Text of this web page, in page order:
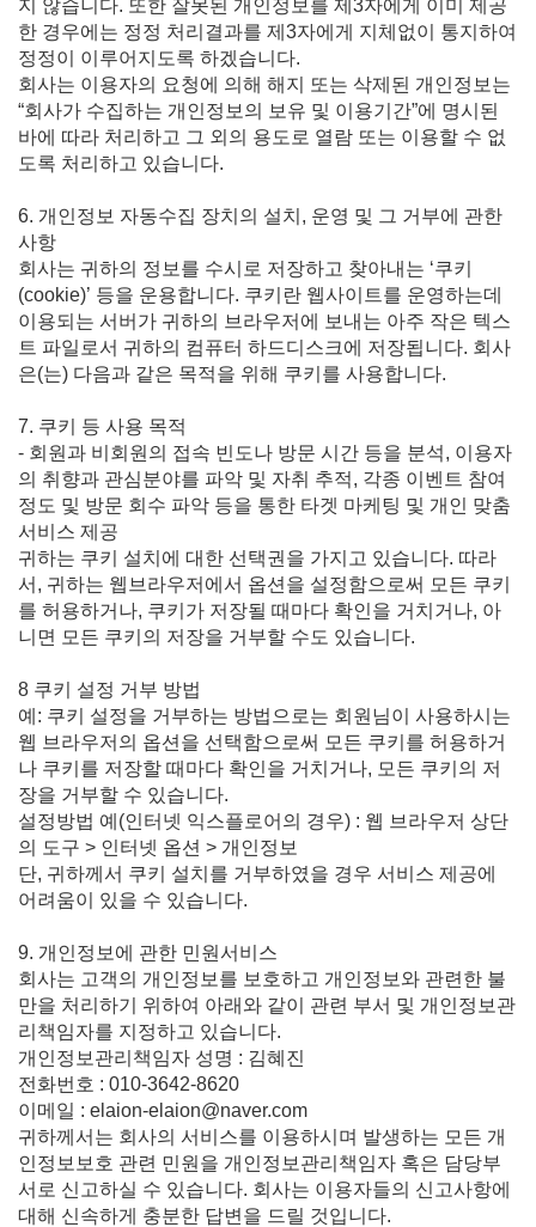
지 않습니다. 또한 잘못된 개인정보를 제3자에게 이미 제공
한 경우에는 정정 처리결과를 제3자에게 지체없이 통지하여
정정이 이루어지도록 하겠습니다.
회사는 이용자의 요청에 의해 해지 또는 삭제된 개인정보는
“회사가 수집하는 개인정보의 보유 및 이용기간”에 명시된
바에 따라 처리하고 그 외의 용도로 열람 또는 이용할 수 없
도록 처리하고 있습니다.
6. 개인정보 자동수집 장치의 설치, 운영 및 그 거부에 관한
사항
회사는 귀하의 정보를 수시로 저장하고 찾아내는 ‘쿠키
(cookie)’ 등을 운용합니다. 쿠키란 웹사이트를 운영하는데
이용되는 서버가 귀하의 브라우저에 보내는 아주 작은 텍스
트 파일로서 귀하의 컴퓨터 하드디스크에 저장됩니다. 회사
은(는) 다음과 같은 목적을 위해 쿠키를 사용합니다.
7. 쿠키 등 사용 목적
- 회원과 비회원의 접속 빈도나 방문 시간 등을 분석, 이용자
의 취향과 관심분야를 파악 및 자취 추적, 각종 이벤트 참여
정도 및 방문 회수 파악 등을 통한 타겟 마케팅 및 개인 맞춤
서비스 제공
귀하는 쿠키 설치에 대한 선택권을 가지고 있습니다. 따라
서, 귀하는 웹브라우저에서 옵션을 설정함으로써 모든 쿠키
를 허용하거나, 쿠키가 저장될 때마다 확인을 거치거나, 아
니면 모든 쿠키의 저장을 거부할 수도 있습니다.
8 쿠키 설정 거부 방법
예: 쿠키 설정을 거부하는 방법으로는 회원님이 사용하시는
웹 브라우저의 옵션을 선택함으로써 모든 쿠키를 허용하거
나 쿠키를 저장할 때마다 확인을 거치거나, 모든 쿠키의 저
장을 거부할 수 있습니다.
설정방법 예(인터넷 익스플로어의 경우) : 웹 브라우저 상단
의 도구 > 인터넷 옵션 > 개인정보
단, 귀하께서 쿠키 설치를 거부하였을 경우 서비스 제공에
어려움이 있을 수 있습니다.
9. 개인정보에 관한 민원서비스
회사는 고객의 개인정보를 보호하고 개인정보와 관련한 불
만을 처리하기 위하여 아래와 같이 관련 부서 및 개인정보관
리책임자를 지정하고 있습니다.
개인정보관리책임자 성명 : 김혜진
전화번호 : 010-3642-8620
이메일 : elaion-elaion@naver.com
귀하께서는 회사의 서비스를 이용하시며 발생하는 모든 개
인정보보호 관련 민원을 개인정보관리책임자 혹은 담당부
서로 신고하실 수 있습니다. 회사는 이용자들의 신고사항에
대해 신속하게 충분한 답변을 드릴 것입니다.